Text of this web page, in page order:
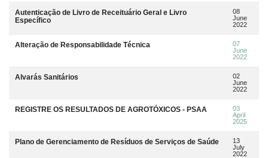
Autenticação de Livro de Receituário Geral e Livro
Específico
08
June
2022
Alteração de Responsabilidade Técnica
07
June
2022
Alvarás Sanitários
02
June
2022
REGISTRE OS RESULTADOS DE AGROTÓXICOS - PSAA
03
April
2025
Plano de Gerenciamento de Resíduos de Serviços de Saúde
13
July
2022